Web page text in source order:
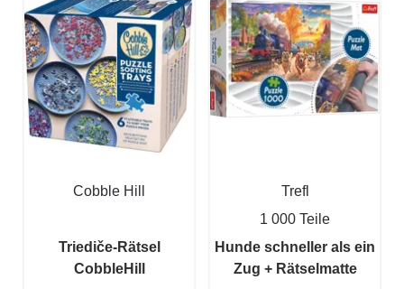
Cobble Hill
Triediče-Rätsel
CobbleHill
Trefl
1 000 Teile
Hunde schneller als ein
Zug + Rätselmatte